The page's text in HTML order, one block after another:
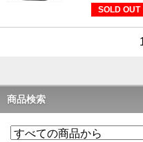
SOLD OUT
商品検索